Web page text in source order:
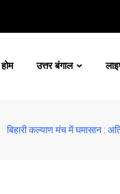
होम उत्तर बंगाल
बिहारी कल्याण मंच में घमासान :